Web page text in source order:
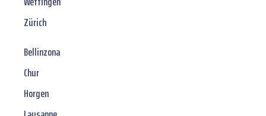
Zürich
Bellinzona
Chur
Horgen